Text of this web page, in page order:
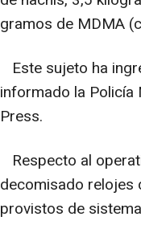
gramos de MDMA
Este sujeto ha
informado la Policía
Press.
Respecto al
decomisado relojes
provistos de